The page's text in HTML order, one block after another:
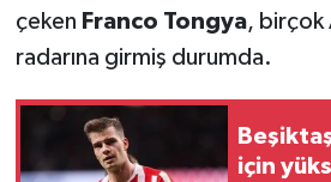
çeken Franco Tongya, birçok
radarına girmiş durumda.
için